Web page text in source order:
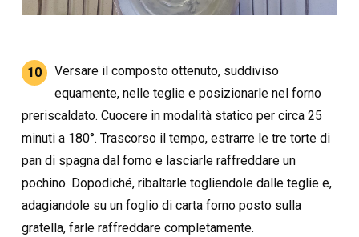
10
Versare il composto ottenuto, suddiviso
equamente, nelle teglie e posizionarle nel forno
preriscaldato. Cuocere in modalità statico per circa 25
minuti a 180°. Trascorso il tempo, estrarre le tre torte di
pan di spagna dal forno e lasciarle raffreddare un
pochino. Dopodiché, ribaltarle togliendole dalle teglie e,
adagiandole su un foglio di carta forno posto sulla
gratella, farle raffreddare completamente.